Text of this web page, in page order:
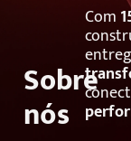
Sobre
nós
Com